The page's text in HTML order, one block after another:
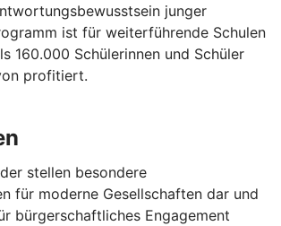
junger
ist für weiterführende Schulen
160.000 Schülerinnen und Schüler
profitiert.
stellen besondere
für moderne Gesellschaften dar und
bürgerschaftliches Engagement